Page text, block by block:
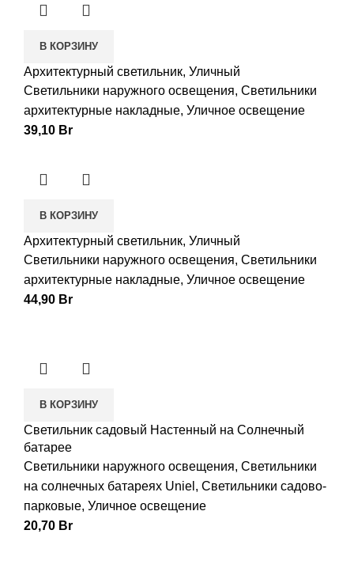
В КОРЗИНУ
Архитектурный светильник, Уличный
Светильники наружного освещения, Светильники
архитектурные накладные, Уличное освещение
39,10 Br
В КОРЗИНУ
Архитектурный светильник, Уличный
Светильники наружного освещения, Светильники
архитектурные накладные, Уличное освещение
44,90 Br
В КОРЗИНУ
Светильник садовый Настенный на Солнечный
батарее
Светильники наружного освещения, Светильники
на солнечных батареях Uniel , Светильники садово-
парковые, Уличное освещение
20,70 Br